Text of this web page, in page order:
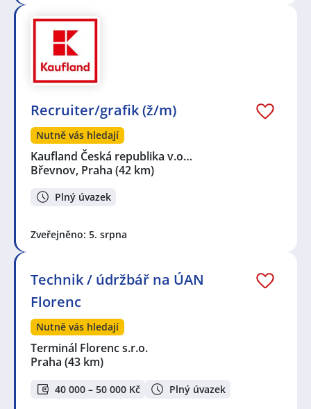
Recruiter/grafik (ž/m)
Nutně vás hledají
Kaufland Česká republika v.o…
Břevnov, Praha (42 km)
Plný úvazek
Zveřejněno: 5. srpna
Technik / údržbář na ÚAN
Florenc
Nutně vás hledají
Terminál Florenc s.r.o.
Praha (43 km)
40 000 – 50 000 Kč Plný úvazek